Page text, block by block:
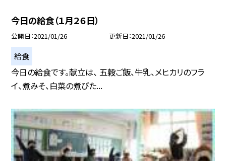
今日の給食（１月２６日）
公開日 2021/01/26 更新日 2021/01/26
給食
今日の給食です。献立は、 五穀ご飯、牛乳、メヒカリのフラ
イ、煮みそ、白菜の煮びた...